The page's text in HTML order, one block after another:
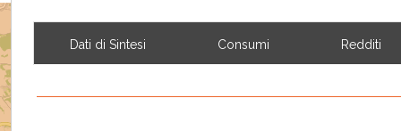
Dati di Sintesi Consumi Redditi